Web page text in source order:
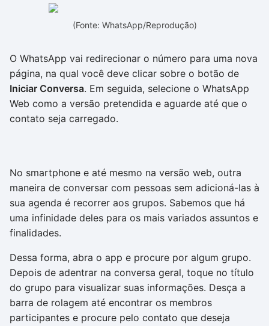
(Fonte: WhatsApp/Reprodução)
O WhatsApp vai redirecionar o número para uma nova
página, na qual você deve clicar sobre o botão de
Iniciar Conversa. Em seguida, selecione o WhatsApp
Web como a versão pretendida e aguarde até que o
contato seja carregado.
No smartphone e até mesmo na versão web, outra
maneira de conversar com pessoas sem adicioná-las à
sua agenda é recorrer aos grupos. Sabemos que há
uma infinidade deles para os mais variados assuntos e
finalidades.
Dessa forma, abra o app e procure por algum grupo.
Depois de adentrar na conversa geral, toque no título
do grupo para visualizar suas informações. Desça a
barra de rolagem até encontrar os membros
participantes e procure pelo contato que deseja